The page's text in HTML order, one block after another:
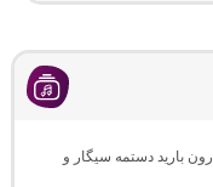
بارید دستمه سیگار و